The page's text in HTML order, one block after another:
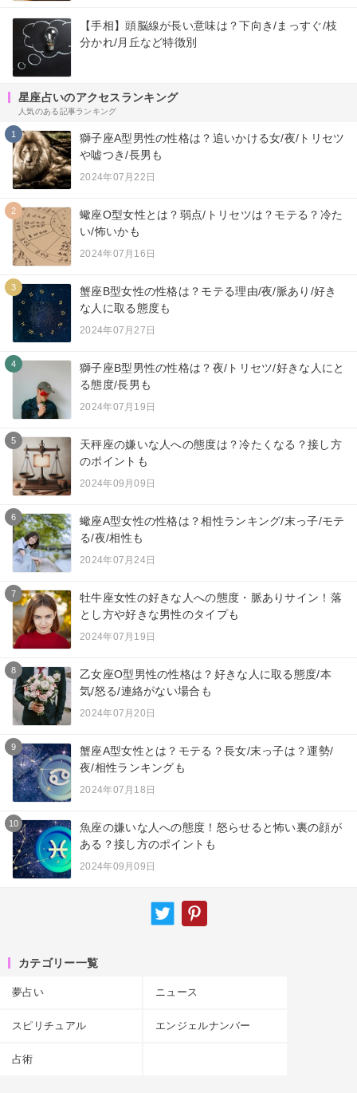
【手相】頭脳線が長い意味は？下向き/まっすぐ/枝
分かれ/月丘など特徴別
星座占いのアクセスランキング
人気のある記事ランキング
1
獅子座A型男性の性格は？追いかける女/夜/トリセツ
や嘘つき/長男も
2024年07月22日
2
蠍座O型女性とは？弱点/トリセツは？モテる？冷た
い/怖いかも
2024年07月16日
3
蟹座B型女性の性格は？モテる理由/夜/脈あり/好き
な人に取る態度も
2024年07月27日
4
獅子座B型男性の性格は？夜/トリセツ/好きな人にと
る態度/長男も
2024年07月19日
5
天秤座の嫌いな人への態度は？冷たくなる？接し方
のポイントも
2024年09月09日
6
蠍座A型女性の性格は？相性ランキング/末っ子/モテ
る/夜/相性も
2024年07月24日
7
牡牛座女性の好きな人への態度・脈ありサイン！落
とし方や好きな男性のタイプも
2024年07月19日
8
乙女座O型男性の性格は？好きな人に取る態度/本
気/怒る/連絡がない場合も
2024年07月20日
9
蟹座A型女性とは？モテる？長女/末っ子は？運勢/
夜/相性ランキングも
2024年07月18日
10
魚座の嫌いな人への態度！怒らせると怖い裏の顔が
ある？接し方のポイントも
2024年09月09日
カテゴリー一覧
夢占い ニュース
スピリチュアル エンジェルナンバー
占術